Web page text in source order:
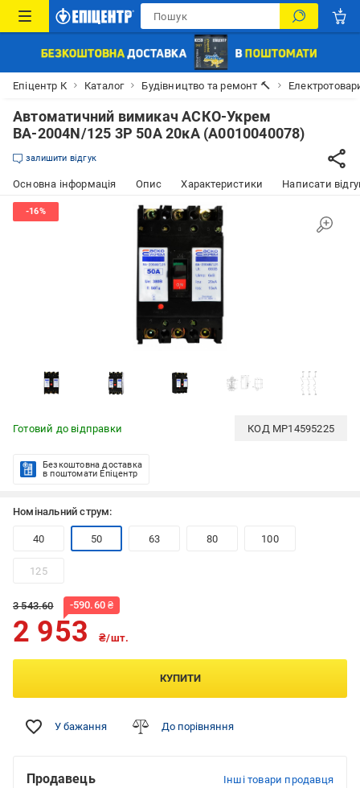
Епіцентр К Каталог Будівництво та ремонт 🔨
Автоматичний вимикач АСКО-Укрем
ВА-2004N/125 3Р 50А 20кА (A0010040078)
залишити відгук
Основна інформація Опис Характеристики Написати
Готовий до відправки КОД MP14595225
Безкоштовна доставка
в поштомати Епіцентр
Номінальний струм:
40 50 63 80 100
125
3 543.60 -590.60 ₴
2 953 ₴/шт.
КУПИТИ
У бажання До порівняння
Продавець Інші товари продавця